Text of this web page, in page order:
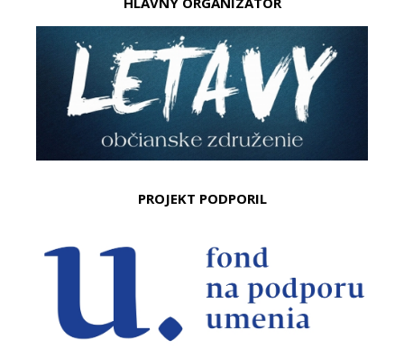
PROJEKT PODPORIL